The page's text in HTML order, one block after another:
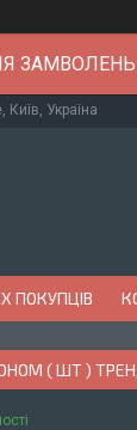
ЗАМВОЛЕНЬ
Україна
ПОКУПЦІВ
( ШТ )